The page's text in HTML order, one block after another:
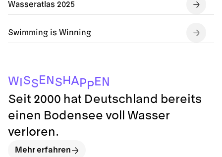
Wasseratlas 2025
Swimming is Winning
W SSE N S HA PP E N
Seit 2000 hat Deutschland bereits
einen Bodensee voll Wasser
verloren.
Mehr erfahren